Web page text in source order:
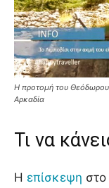
Η προτομή του Θεόδωρου
Αρκαδία
Τι να
Η επίσκεψη στο